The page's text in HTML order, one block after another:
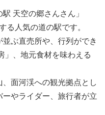
天空の郷さんさん」
る人気の道の駅です。
ぶ直売所や、行列ができ
」、地元食材を味わえる
面河渓への観光拠点とし
やライダー、旅行者が立